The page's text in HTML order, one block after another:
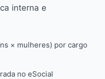
interna e
× mulheres) por cargo
no eSocial